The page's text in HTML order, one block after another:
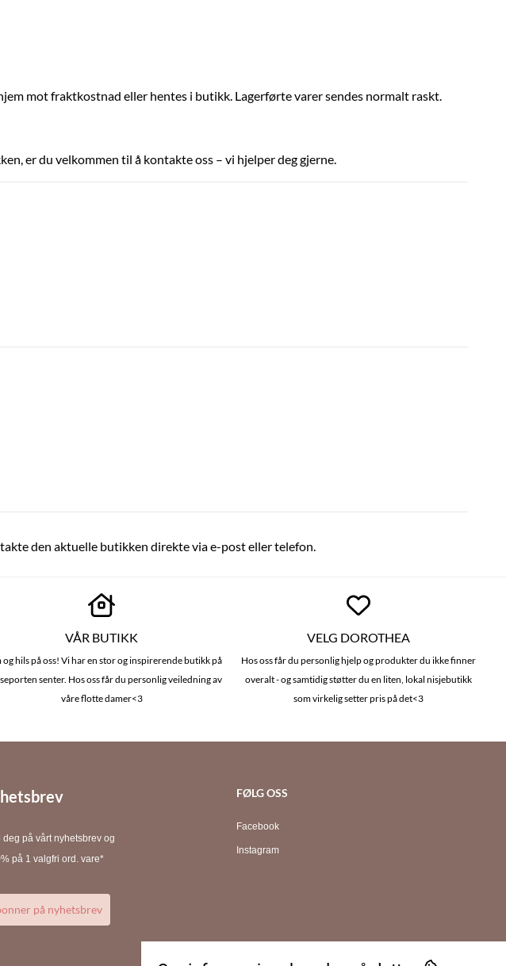
mot fraktkostnad eller hentes i butikk. Lagerførte varer sendes normalt raskt.
er du velkommen til å kontakte oss – vi hjelper deg gjerne.
den aktuelle butikken direkte via e-post eller telefon.
VÅR BUTIKK
og hils på oss! Vi har en stor og inspirerende butikk på
senter. Hos oss får du personlig veiledning av
våre flotte damer<3
VELG DOROTHEA
Hos oss får du personlig hjelp og produkter du ikke finner
overalt - og samtidig støtter du en liten, lokal nisjebutikk
som virkelig setter pris på det<3
deg på vårt nyhetsbrev og
på 1 valgfri ord. vare*
på nyhetsbrev
FØLG OSS
Facebook
Instagram